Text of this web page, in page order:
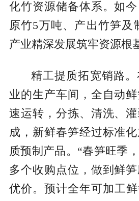
化竹资源储备体系。如
原竹5万吨、产出竹笋及
产业精深发展筑牢资源根
精工提质拓宽销路
业的生产车间，全自动
速运转，分拣、清洗、
成，新鲜春笋经过标准
质预制产品。“春笋旺季
多个收购点位，做到鲜
优价。预计全年可加工鲜